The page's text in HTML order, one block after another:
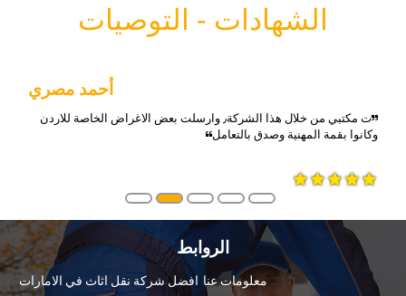
الشهادات - التوصيات
أحمد مصري
ت مكتبي من خلال هذا الشركة٫ وارسلت بعض الاغراض الخاصة للاردن
وكانوا بقمة المهنية وصدق بالتعامل
الروابط
افضل شركة نقل اثاث في الامارات معلومات عنا